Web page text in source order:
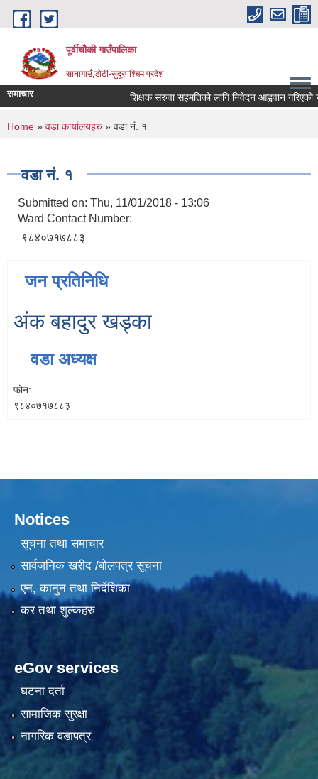
Skip to main content
पूर्वीचौकी गाउँपालिका
सानागाउँ,डोटी-सुदूरपश्चिम प्रदेश
समाचार शिक्षक सरुवा सहमतिको लागि निवेदन आह्ववान गरिएको
You are here
Home » वडा कार्यालयहरु » वडा नं. १
वडा नं. १
Submitted on: Thu, 11/01/2018 - 13:06
Ward Contact Number:
९८४०७१७८८३
जन प्रतिनिधि
अंक बहादुर खड्का
वडा अध्यक्ष
फोन:
९८४०७१७८८३
Notices
सूचना तथा समाचार
सार्वजनिक खरीद /बोलपत्र सूचना
एन, कानुन तथा निर्देशिका
कर तथा शुल्कहरु
eGov services
घटना दर्ता
सामाजिक सुरक्षा
नागरिक वडापत्र